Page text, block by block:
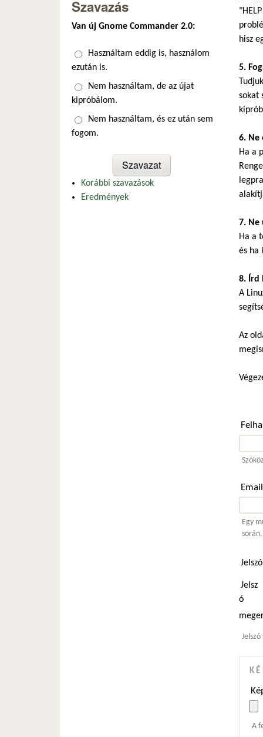
hisz
5.
sokat
6. Ne
Ha a
7. Ne
Ha a
és ha
8. Írd
A
Az
Egy
Jelszó
Jelsz
ó
A
Szavazás
Van új Gnome Commander 2.0:
Választások
Használtam eddig is, használom
ezután is.
Nem használtam, de az újat
kipróbálom.
Nem használtam, és ez után sem
fogom.
Korábbi szavazások
Eredmények